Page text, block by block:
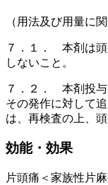
（用法及び用量に
７．１． 本剤は頭
しないこと。
７．２． 本剤投与
その発作に対して
は、再検査の上、
効能・効果
片頭痛＜家族性片